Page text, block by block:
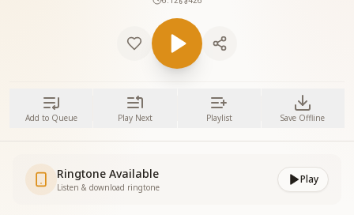
Add to Queue Play Next Playlist Save Offline
Ringtone Available
Listen & download ringtone
Play